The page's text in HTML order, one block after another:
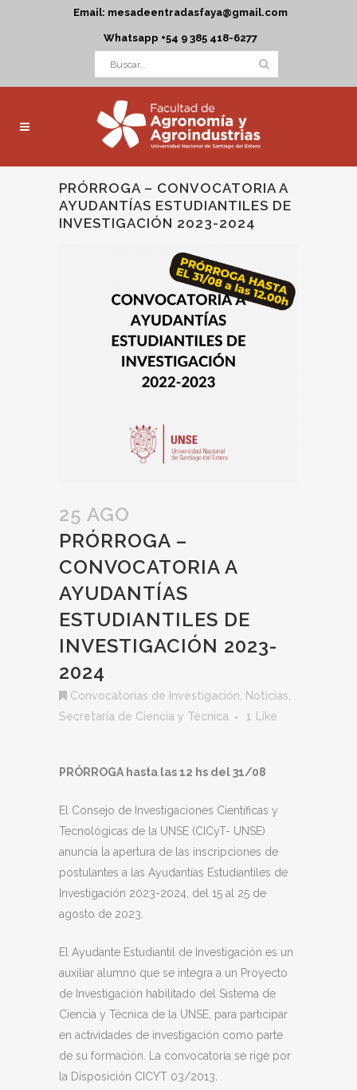
Email: mesadeentradasfaya@gmail.com
Whatsapp +54 9 385 418-6277
PRÓRROGA – CONVOCATORIA A
AYUDANTÍAS ESTUDIANTILES DE
INVESTIGACIÓN 2023-2024
25 AGO
PRÓRROGA –
CONVOCATORIA A
AYUDANTÍAS
ESTUDIANTILES DE
INVESTIGACIÓN 2023-
2024
Convocatorias de Investigación Noticias
Secretaría de Ciencia y Técnica
1 Like
PRÓRROGA hasta las 12 hs del 31/08
El Consejo de Investigaciones Científicas y
Tecnológicas de la UNSE (CICyT- UNSE)
anuncia la apertura de las inscripciones de
postulantes a las Ayudantías Estudiantiles de
Investigación 2023-2024, del 15 al 25 de
agosto de 2023.
El Ayudante Estudiantil de Investigación es un
auxiliar alumno que se integra a un Proyecto
de Investigación habilitado del Sistema de
Ciencia y Técnica de la UNSE, para participar
en actividades de investigación como parte
de su formación. La convocatoria se rige por
la Disposición CICYT 03/2013.